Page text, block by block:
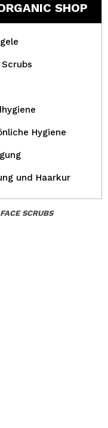
SHOP
Scrubs
Hygiene
und Haarkur
FACE SCRUBS